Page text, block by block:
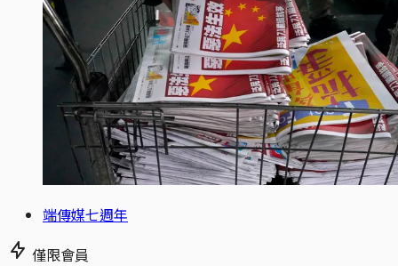
端傳媒七週年
僅限會員